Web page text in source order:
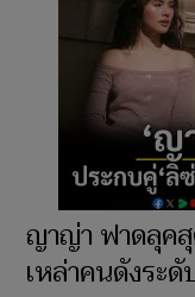
ญาญ่า ฟาดลุค
เหล่าคนดังระดั